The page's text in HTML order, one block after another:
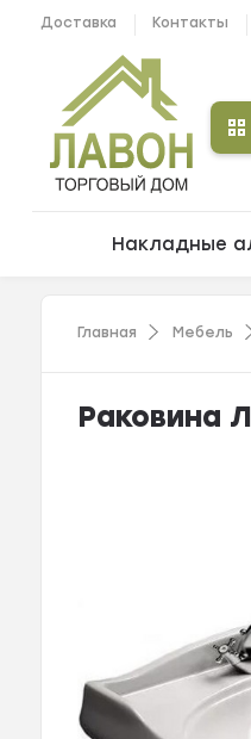
Доставка Контакты
Накладные
Главная Мебель
Раковина